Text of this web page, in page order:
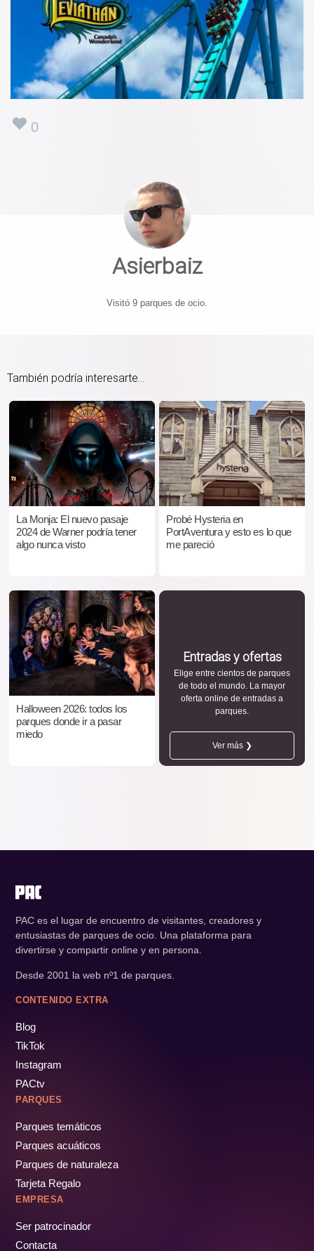
0
Asierbaiz
Visitó 9 parques de ocio.
También podría interesarte...
La Monja: El nuevo pasaje
2024 de Warner podría tener
algo nunca visto
Probé Hysteria en
PortAventura y esto es lo que
me pareció
Halloween 2026: todos los
parques donde ir a pasar
miedo
Entradas y ofertas
Elige entre cientos de parques
de todo el mundo. La mayor
oferta online de entradas a
parques.
Ver más ❯
PAC es el lugar de encuentro de visitantes, creadores y
entusiastas de parques de ocio. Una plataforma para
divertirse y compartir online y en persona.
Desde 2001 la web nº1 de parques.
CONTENIDO EXTRA
Blog
TikTok
Instagram
PACtv
PARQUES
Parques temáticos
Parques acuáticos
Parques de naturaleza
Tarjeta Regalo
EMPRESA
Ser patrocinador
Contacta